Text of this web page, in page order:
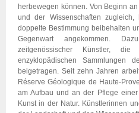
herbewegen können. Von Beginn
und der Wissenschaften
doppelte Bestimmung beibehalten
Gegenwart angekommen.
zeitgenössischer Künstler,
enzyklopädischen Sammlungen
beigetragen. Seit zehn Jahren
Réserve Géologique de Haute-
am Aufbau und an der Pflege
Kunst in der Natur. Künstlerinnen